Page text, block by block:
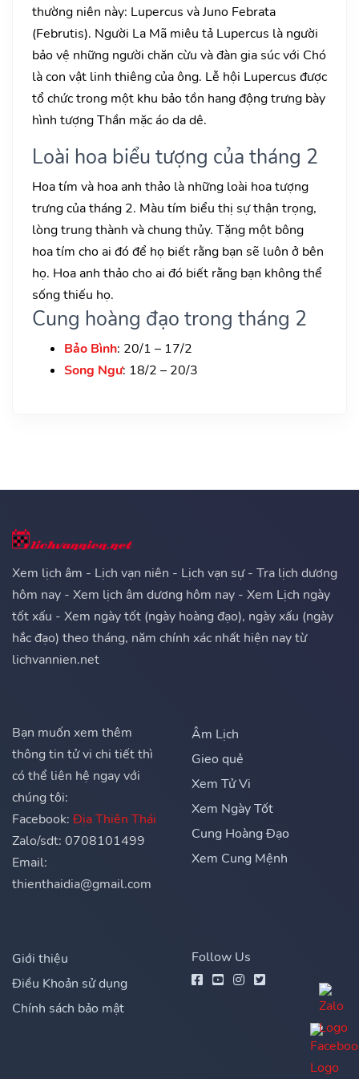
thường niên này: Lupercus và Juno Febrata
(Februtis). Người La Mã miêu tả Lupercus là người
bảo vệ những người chăn cừu và đàn gia súc với Chó
là con vật linh thiêng của ông. Lễ hội Lupercus được
tổ chức trong một khu bảo tồn hang động trưng bày
hình tượng Thần mặc áo da dê.
Loài hoa biểu tượng của tháng 2
Hoa tím và hoa anh thảo là những loài hoa tượng
trưng của tháng 2. Màu tím biểu thị sự thận trọng,
lòng trung thành và chung thủy. Tặng một bông
hoa tím cho ai đó để họ biết rằng bạn sẽ luôn ở bên
họ. Hoa anh thảo cho ai đó biết rằng bạn không thể
sống thiếu họ.
Cung hoàng đạo trong tháng 2
Bảo Bình: 20/1 – 17/2
Song Ngư: 18/2 – 20/3
Xem lịch âm - Lịch vạn niên - Lịch vạn sự - Tra lịch dương
hôm nay - Xem lịch âm dương hôm nay - Xem Lịch ngày
tốt xấu - Xem ngày tốt (ngày hoàng đạo), ngày xấu (ngày
hắc đạo) theo tháng, năm chính xác nhất hiện nay từ
lichvannien.net
Bạn muốn xem thêm
thông tin tử vi chi tiết thì
có thể liên hệ ngay với
chúng tôi:
Facebook: Địa Thiên Thái
Zalo/sdt: 0708101499
Email:
thienthaidia@gmail.com
Âm Lịch
Gieo quẻ
Xem Tử Vi
Xem Ngày Tốt
Cung Hoàng Đạo
Xem Cung Mệnh
Giới thiệu
Điều Khoản sử dụng
Chính sách bảo mật
Follow Us